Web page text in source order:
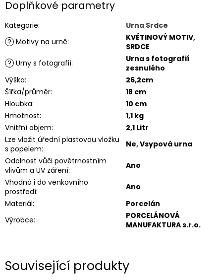
Související produkty
Doplňkové parametry
Kategorie:
Urna Srdce
? Motivy na urně:
KVĚTINOVÝ MOTIV,
SRDCE
? Urny s fotografií:
Urna s fotografií
zesnulého
Výška:
26,2cm
Šířka/průměr:
18 cm
Hloubka:
10 cm
Hmotnost:
1,1 kg
Vnitřní objem:
2,1 Litr
Lze vložit úřední plastovou vložku
s popelem:
Ne, Vsypová urna
Odolnost vůči povětrnostním
vlivům a UV záření:
Ano
Vhodná i do venkovního
prostředí:
Ano
Materiál:
Porcelán
Výrobce:
PORCELÁNOVÁ
MANUFAKTURA s.r.o.